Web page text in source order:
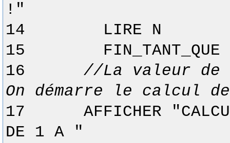
!"
14
LIRE N
15
FIN_TANT_QUE
16
//La valeur
On démarre le calcul
17
AFFICHER
DE 1 A "